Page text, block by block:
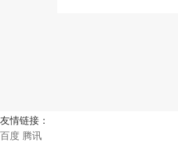
友情链接：
百度 腾讯